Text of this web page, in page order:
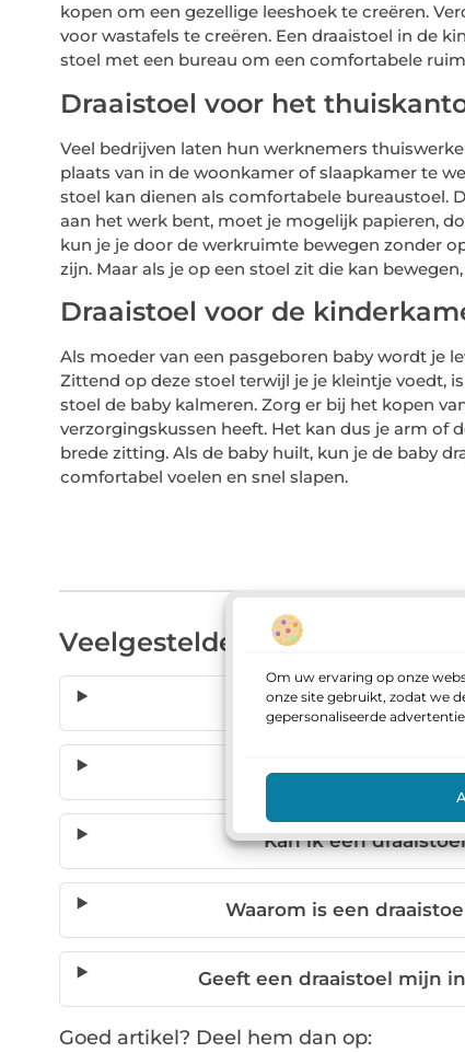
Om uw ervaring op onze
onze site gebruikt, zodat we
gepersonaliseerde
kopen om een ​​gezellige leeshoek te creëren.
voor wastafels te creëren. Een draaistoel in de
stoel met een bureau om een ​​comfortabele
Draaistoel voor het
Veel bedrijven laten hun werknemers
plaats van in de woonkamer of slaapkamer te
stoel kan dienen als comfortabele bureaustoel.
aan het werk bent, moet je mogelijk papieren,
kun je je door de werkruimte bewegen zonder
zijn. Maar als je op een stoel zit die kan
Draaistoel voor de
Als moeder van een pasgeboren baby wordt je
Zittend op deze stoel terwijl je je kleintje voedt,
stoel de baby kalmeren. Zorg er bij het kopen
verzorgingskussen heeft. Het kan dus je arm of
brede zitting. Als de baby huilt, kun je de baby
comfortabel voelen en snel slapen.
Veelgestelde vragen
Waar kan ik een
Is een draaistoel
Kan ik een
Waarom is een
Geeft een draaistoel mijn
Goed artikel? Deel hem dan op: